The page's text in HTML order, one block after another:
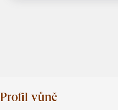
Profil vůně